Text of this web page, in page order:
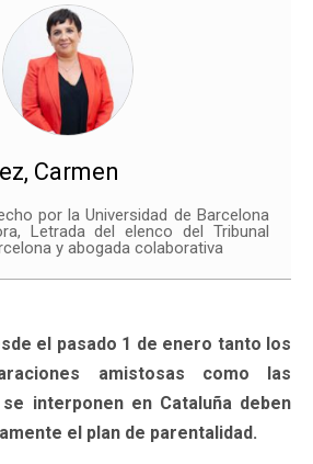
Carmen
por la Universidad de Barcelona
Letrada del elenco del Tribunal
y abogada colaborativa
el pasado 1 de enero tanto los
amistosas como las
interponen en Cataluña deben
el plan de parentalidad.